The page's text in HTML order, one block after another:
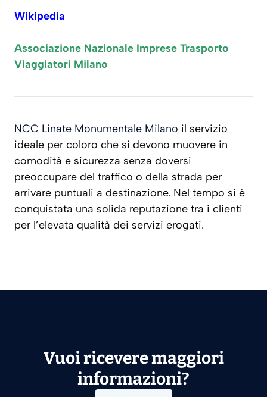
Wikipedia
Associazione Nazionale Imprese Trasporto
Viaggiatori Milano
NCC Linate Monumentale Milano il servizio
ideale per coloro che si devono muovere in
comodità e sicurezza senza doversi
preoccupare del traffico o della strada per
arrivare puntuali a destinazione. Nel tempo si è
conquistata una solida reputazione tra i clienti
per l’elevata qualità dei servizi erogati.
Vuoi ricevere maggiori
informazioni?